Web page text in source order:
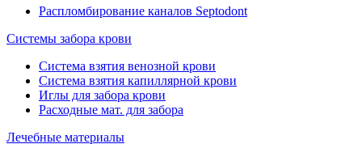
Распломбирование каналов Septodont
Системы забора крови
Система взятия венозной крови
Система взятия капиллярной крови
Иглы для забора крови
Расходные мат. для забора
Лечебные материалы